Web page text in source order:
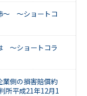
～ ～ショートコ
～ショートコラ
業側の損害賠償約
所平成21年12月1